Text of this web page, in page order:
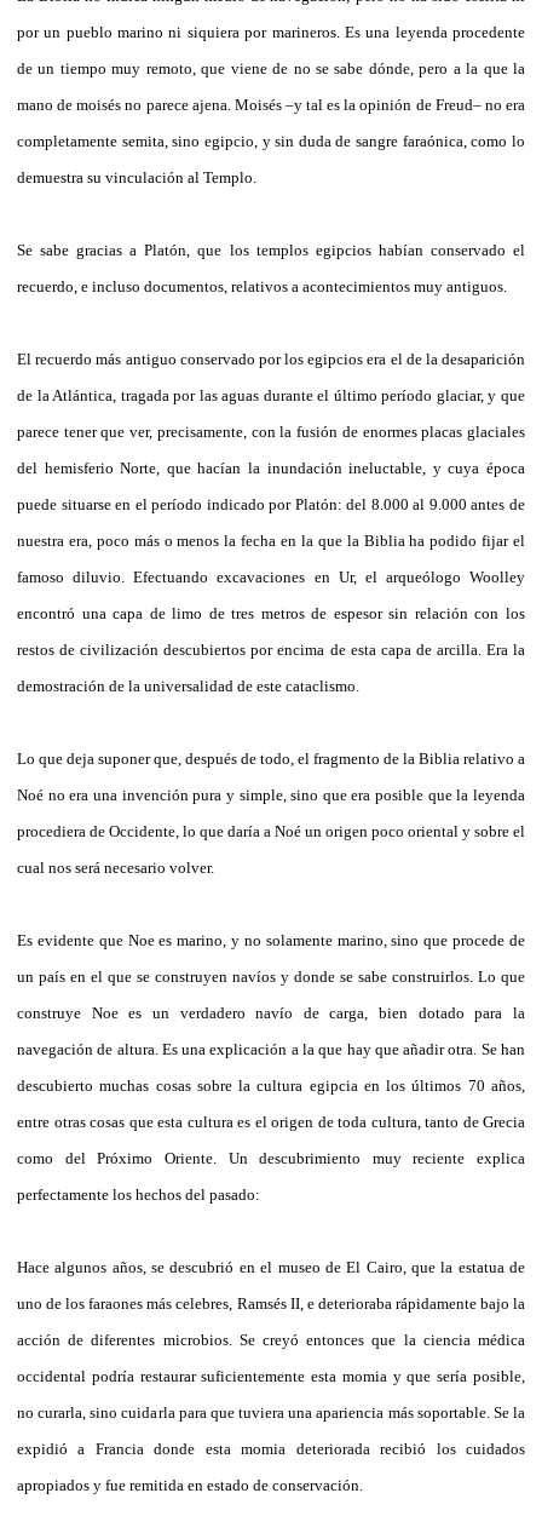
por un pueblo marino ni siquiera por marineros. Es una leyenda procedente
de un tiempo muy remoto, que viene de no se sabe dónde, pero a la que la
mano de moisés no parece ajena. Moisés –y tal es la opinión de Freud– no era
completamente semita, sino egipcio, y sin duda de sangre faraónica, como lo
demuestra su vinculación al Templo.
Se sabe gracias a Platón, que los templos egipcios habían conservado el
recuerdo, e incluso documentos, relativos a acontecimientos muy antiguos.
El recuerdo más antiguo conservado por los egipcios era el de la desaparición
de la Atlántica, tragada por las aguas durante el último período glaciar, y que
parece tener que ver, precisamente, con la fusión de enormes placas glaciales
del hemisferio Norte, que hacían la inundación ineluctable, y cuya época
puede situarse en el período indicado por Platón: del 8.000 al 9.000 antes de
nuestra era, poco más o menos la fecha en la que la Biblia ha podido fijar el
famoso diluvio. Efectuando excavaciones en Ur, el arqueólogo Woolley
encontró una capa de limo de tres metros de espesor sin relación con los
restos de civilización descubiertos por encima de esta capa de arcilla. Era la
demostración de la universalidad de este cataclismo.
Lo que deja suponer que, después de todo, el fragmento de la Biblia relativo a
Noé no era una invención pura y simple, sino que era posible que la leyenda
procediera de Occidente, lo que daría a Noé un origen poco oriental y sobre el
cual nos será necesario volver.
Es evidente que Noe es marino, y no solamente marino, sino que procede de
un país en el que se construyen navíos y donde se sabe construirlos. Lo que
construye Noe es un verdadero navío de carga, bien dotado para la
navegación de altura. Es una explicación a la que hay que añadir otra. Se han
descubierto muchas cosas sobre la cultura egipcia en los últimos 70 años,
entre otras cosas que esta cultura es el origen de toda cultura, tanto de Grecia
como del Próximo Oriente. Un descubrimiento muy reciente explica
perfectamente los hechos del pasado:
Hace algunos años, se descubrió en el museo de El Cairo, que la estatua de
uno de los faraones más celebres, Ramsés II, e deterioraba rápidamente bajo la
acción de diferentes microbios. Se creyó entonces que la ciencia médica
occidental podría restaurar suficientemente esta momia y que sería posible,
no curarla, sino cuidarla para que tuviera una apariencia más soportable. Se la
expidió a Francia donde esta momia deteriorada recibió los cuidados
apropiados y fue remitida en estado de conservación.